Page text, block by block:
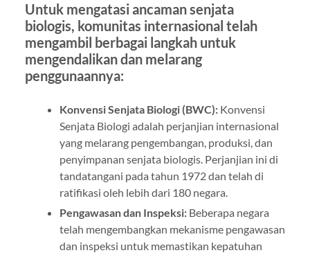
Untuk mengatasi ancaman senjata
biologis, komunitas internasional telah
mengambil berbagai langkah untuk
mengendalikan dan melarang
penggunaannya:
Konvensi Senjata Biologi (BWC):Konvensi
Senjata Biologi adalah perjanjian internasional
yang melarang pengembangan, produksi, dan
penyimpanan senjata biologis. Perjanjian ini di
tandatangani pada tahun 1972 dan telah di
ratifikasi oleh lebih dari 180 negara.
Pengawasan dan Inspeksi:Beberapa negara
telah mengembangkan mekanisme pengawasan
dan inspeksi untuk memastikan kepatuhan